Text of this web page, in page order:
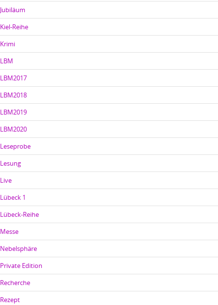
Jubiläum
Kiel-Reihe
Krimi
LBM
LBM2017
LBM2018
LBM2019
LBM2020
Leseprobe
Lesung
Live
Lübeck 1
Lübeck-Reihe
Messe
Nebelsphäre
Private Edition
Recherche
Rezept